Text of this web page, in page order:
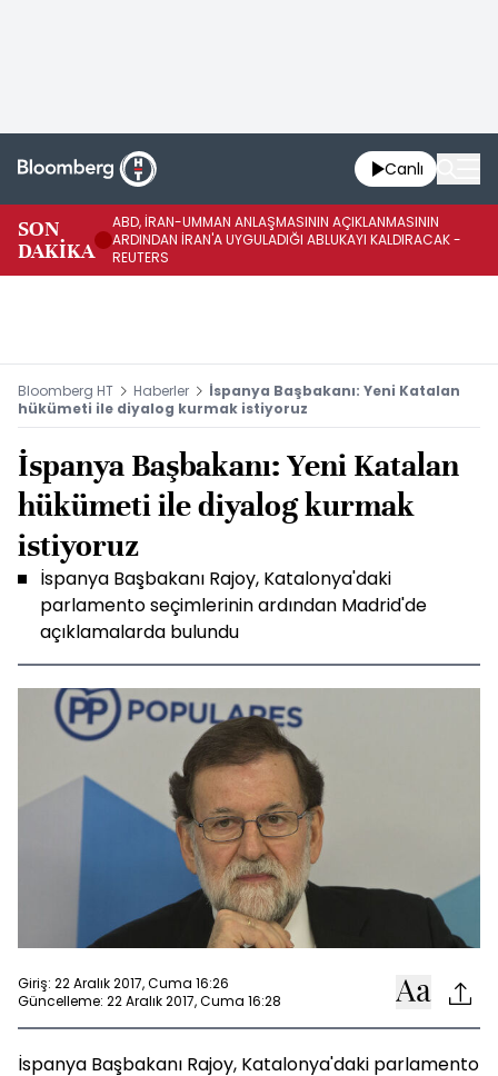
Canlı
SON
DAKİKA
ABD, İRAN-UMMAN ANLAŞMASININ AÇIKLANMASININ
ARDINDAN İRAN'A UYGULADIĞI ABLUKAYI KALDIRACAK -
REUTERS
Bloomberg HT Haberler
İspanya Başbakanı: Yeni Katalan
hükümeti ile diyalog kurmak istiyoruz
İspanya Başbakanı: Yeni Katalan
hükümeti ile diyalog kurmak
istiyoruz
İspanya Başbakanı Rajoy, Katalonya'daki
parlamento seçimlerinin ardından Madrid'de
açıklamalarda bulundu
Giriş: 22 Aralık 2017, Cuma 16:26
Güncelleme: 22 Aralık 2017, Cuma 16:28
İspanya Başbakanı Rajoy, Katalonya'daki parlamento